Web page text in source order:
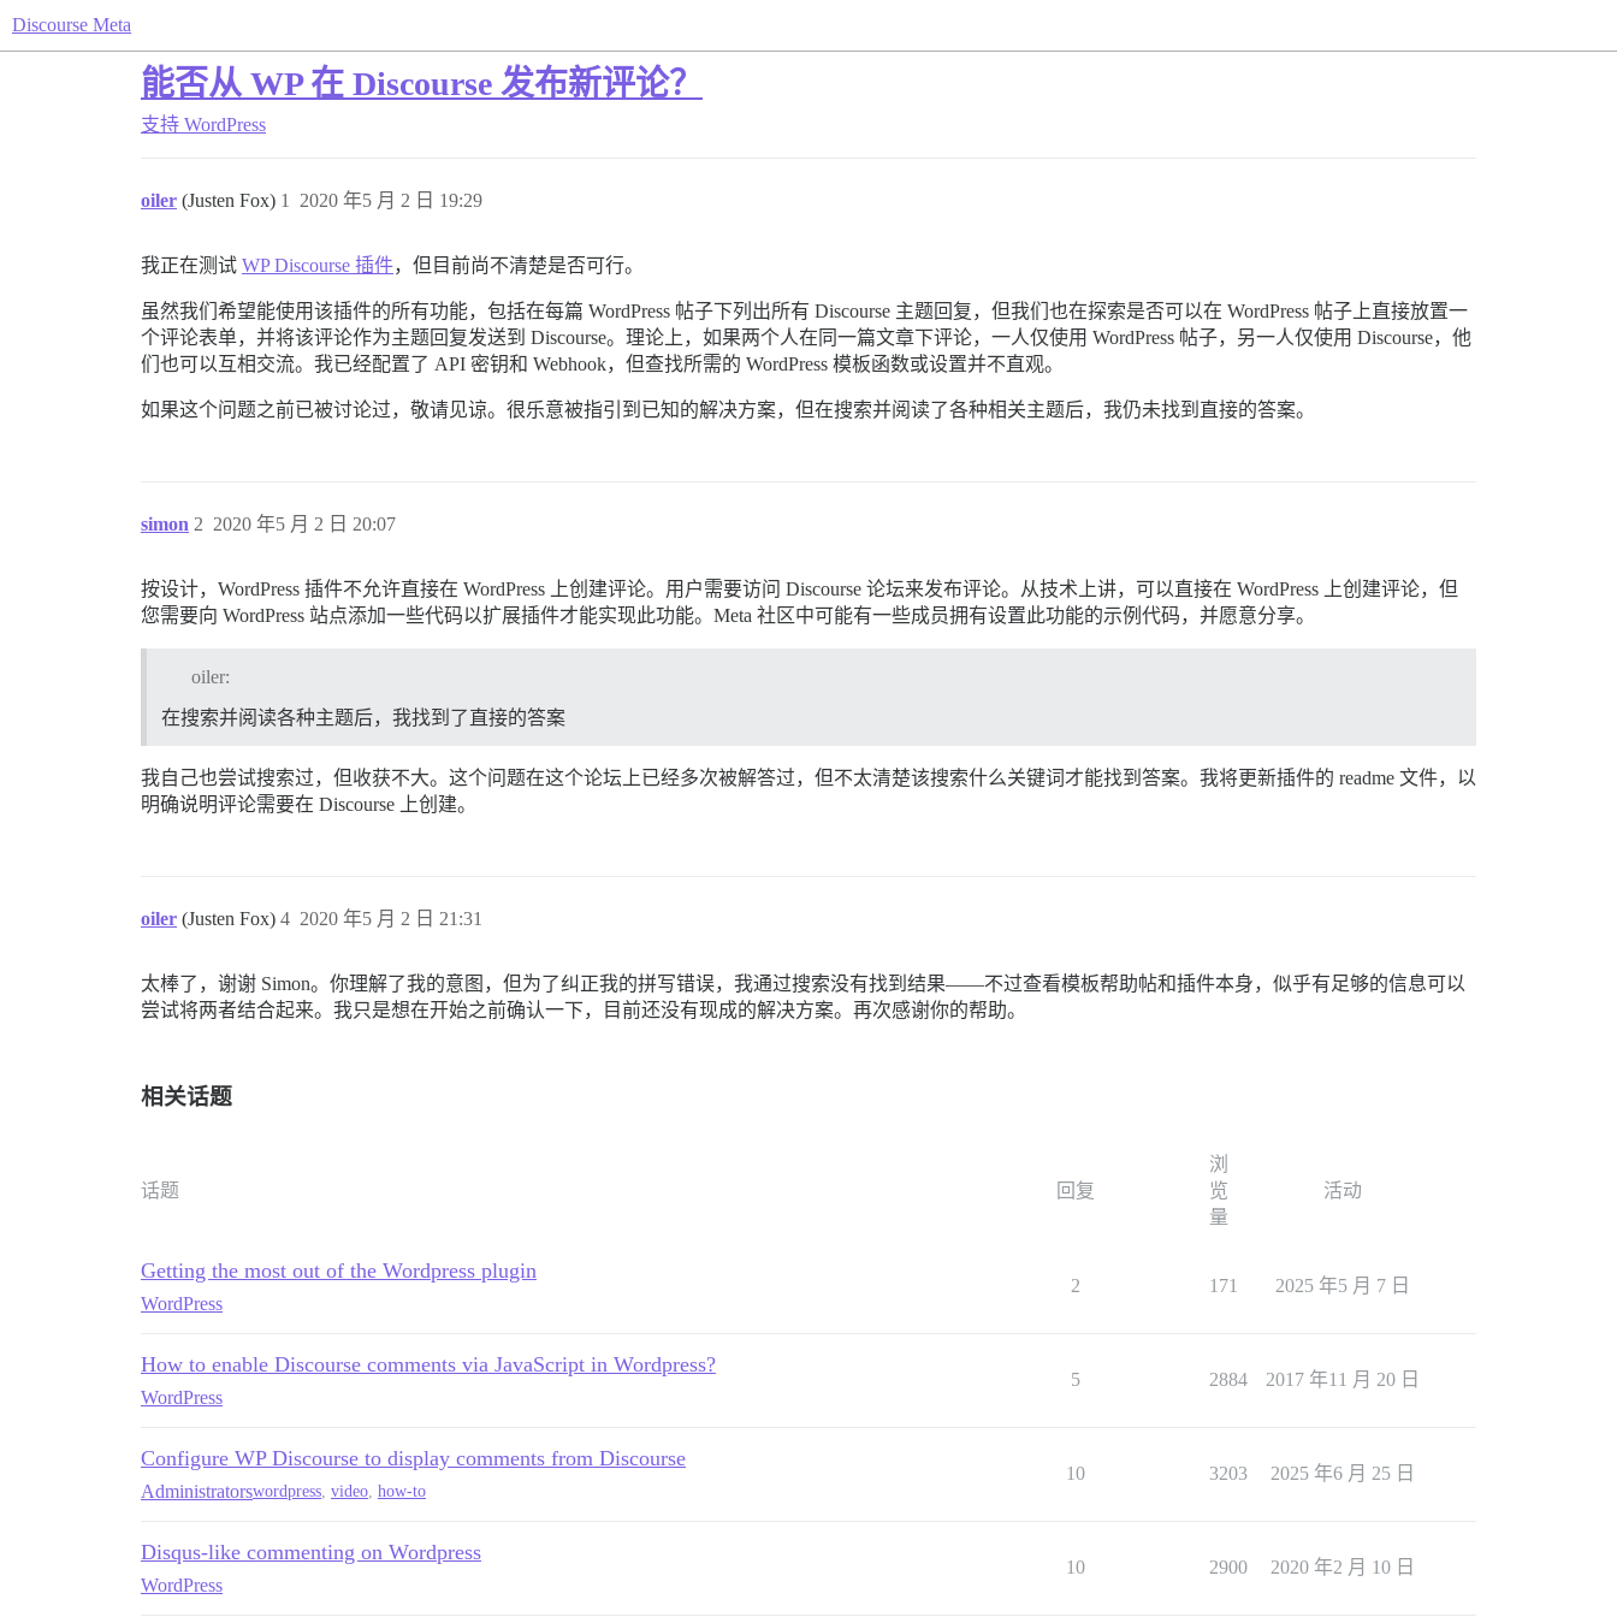
Discourse Meta
能否从 WP 在 Discourse 发布新评论？
支持 WordPress
oiler (Justen Fox) 2020 年5 月 2 日 19:29
1
我正在测试 WP Discourse 插件，但目前尚不清楚是否可行。
虽然我们希望能使用该插件的所有功能，包括在每篇 WordPress 帖子下列出所有 Discourse 主题回复，但我们也在探索是否可以在 WordPress 帖子上直接放置一
个评论表单，并将该评论作为主题回复发送到 Discourse。理论上，如果两个人在同一篇文章下评论，一人仅使用 WordPress 帖子，另一人仅使用 Discourse，他
们也可以互相交流。我已经配置了 API 密钥和 Webhook，但查找所需的 WordPress 模板函数或设置并不直观。
如果这个问题之前已被讨论过，敬请见谅。很乐意被指引到已知的解决方案，但在搜索并阅读了各种相关主题后，我仍未找到直接的答案。
simon 2020 年5 月 2 日 20:07
2
按设计，WordPress 插件不允许直接在 WordPress 上创建评论。用户需要访问 Discourse 论坛来发布评论。从技术上讲，可以直接在 WordPress 上创建评论，但
您需要向 WordPress 站点添加一些代码以扩展插件才能实现此功能。Meta 社区中可能有一些成员拥有设置此功能的示例代码，并愿意分享。
oiler:
在搜索并阅读各种主题后，我找到了直接的答案
我自己也尝试搜索过，但收获不大。这个问题在这个论坛上已经多次被解答过，但不太清楚该搜索什么关键词才能找到答案。我将更新插件的 readme 文件，以
明确说明评论需要在 Discourse 上创建。
oiler (Justen Fox) 2020 年5 月 2 日 21:31
4
太棒了，谢谢 Simon。你理解了我的意图，但为了纠正我的拼写错误，我通过搜索没有找到结果——不过查看模板帮助帖和插件本身，似乎有足够的信息可以
尝试将两者结合起来。我只是想在开始之前确认一下，目前还没有现成的解决方案。再次感谢你的帮助。
相关话题
话题 回复
浏
览
量
活动
Getting the most out of the Wordpress plugin
WordPress
2 171 2025 年5 月 7 日
How to enable Discourse comments via JavaScript in Wordpress?
WordPress
5 2884 2017 年11 月 20 日
Configure WP Discourse to display comments from Discourse
Administratorswordpress, video, how-to
10 3203 2025 年6 月 25 日
Disqus-like commenting on Wordpress
WordPress
10 2900 2020 年2 月 10 日